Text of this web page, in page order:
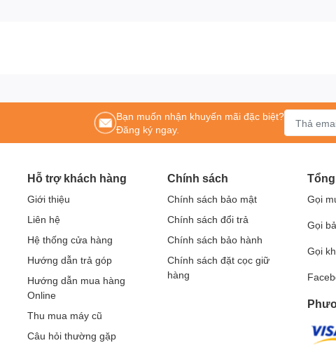
Bạn muốn nhận khuyến mãi đặc biệt?
Đăng ký ngay.
Hỗ trợ khách hàng
Giới thiệu
Liên hệ
Hệ thống cửa hàng
Hướng dẫn trả góp
Hướng dẫn mua hàng
Online
Thu mua máy cũ
Câu hỏi thường gặp
Chính sách
Chính sách bảo mật
Chính sách đổi trả
Chính sách bảo hành
Chính sách đặt cọc giữ
hàng
Gọi
Gọi
Gọi